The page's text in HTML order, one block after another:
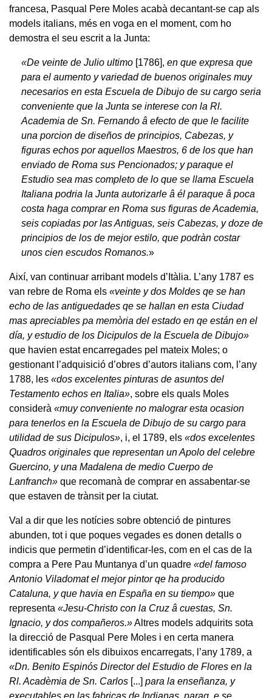
francesa, Pasqual Pere Moles acabà decantant-se cap als
models italians, més en voga en el moment, com ho
demostra el seu escrit a la Junta:
«De veinte de Julio ultimo [1786], en que expresa que
para el aumento y variedad de buenos originales muy
necesarios en esta Escuela de Dibujo de su cargo seria
conveniente que la Junta se interese con la Rl.
Academia de Sn. Fernando â efecto de que le facilite
una porcion de diseños de principios, Cabezas, y
figuras echos por aquellos Maestros, 6 de los que han
enviado de Roma sus Pencionados; y paraque el
Estudio sea mas completo de lo que se llama Escuela
Italiana podria la Junta autorizarle â él paraque â poca
costa haga comprar en Roma sus figuras de Academia,
seis copiadas por las Antiguas, seis Cabezas, y doze de
principios de los de mejor estilo, que podràn costar
unos cien escudos Romanos.»
Així, van continuar arribant models d’Itàlia. L’any 1787 es
van rebre de Roma els «veinte y dos Moldes qe se han
echo de las antiguedades qe se hallan en esta Ciudad
mas apreciables pa memòria del estado en qe están en el
día, y estudio de los Dicipulos de la Escuela de Dibujo»
que havien estat encarregades pel mateix Moles; o
gestionant l’adquisició d’obres d’autors italians com, l’any
1788, les «dos excelentes pinturas de asuntos del
Testamento echos en Italia», sobre els quals Moles
considerà «muy conveniente no malograr esta ocasion
para tenerlos en la Escuela de Dibujo de su cargo para
utilidad de sus Dicipulos», i, el 1789, els «dos excelentes
Quadros originales que representan un Apolo del celebre
Guercino, y una Madalena de medio Cuerpo de
Lanfranch» que recomanà de comprar en assabentar-se
que estaven de trànsit per la ciutat.
Val a dir que les notícies sobre obtenció de pintures
abunden, tot i que poques vegades es donen detalls o
indicis que permetin d’identificar-les, com en el cas de la
compra a Pere Pau Muntanya d’un quadre «del famoso
Antonio Viladomat el mejor pintor qe ha producido
Cataluna, y que havia en España en su tiempo» que
representa «Jesu-Christo con la Cruz â cuestas, Sn.
Ignacio, y dos compañeros.»Altres models adquirits sota
la direcció de Pasqual Pere Moles i en certa manera
identificables són els dibuixos encarregats, l’any 1789, a
«Dn. Benito Espinós Director del Estudio de Flores en la
Rl. Acadèmia de Sn. Carlos [...] para la enseñanza, y
executables en las fabricas de Indianas, paraq. e se